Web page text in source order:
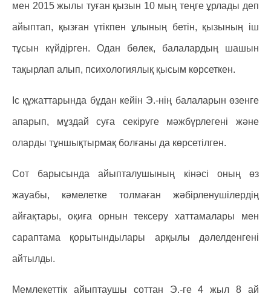
мен 2015 жылы туған қызын 10 мың теңге ұрлады деп
айыптап, қызған үтікпен ұлының бетін, қызының іш
тұсын күйдірген. Одан бөлек, балалардың шашын
тақырлап алып, психологиялық қысым көрсеткен.
Іс құжаттарында бұдан кейін Э.-нің балаларын өзенге
апарып, мұздай суға секіруге мәжбүрлегені және
оларды тұншықтырмақ болғаны да көрсетілген.
Сот барысында айыпталушының кінәсі оның өз
жауабы, кәмелетке толмаған жәбірленушілердің
айғақтары, оқиға орнын тексеру хаттамалары мен
сараптама қорытындылары арқылы дәлелденгені
айтылды.
Мемлекеттік айыптаушы соттан Э.-ге 4 жыл 8 ай